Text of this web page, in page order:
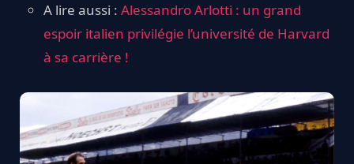
A lire aussi : Alessandro Arlotti : un grand
espoir italien privilégie l’université de Harvard
à sa carrière !